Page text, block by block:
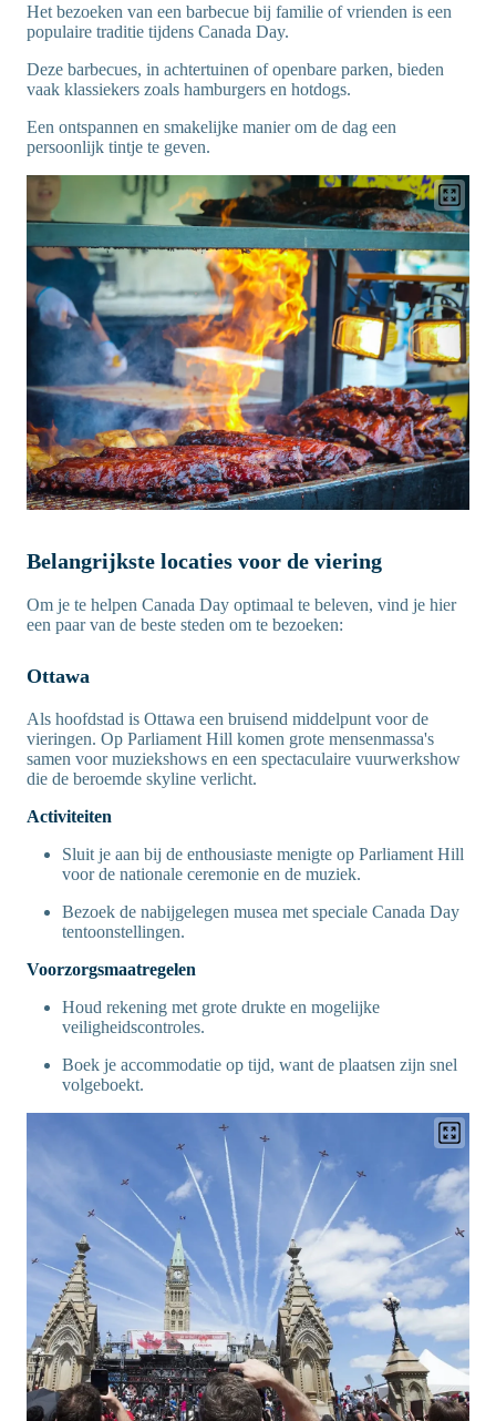
Het bezoeken van een barbecue bij familie of vrienden is een
populaire traditie tijdens Canada Day.
Deze barbecues, in achtertuinen of openbare parken, bieden
vaak klassiekers zoals hamburgers en hotdogs.
Een ontspannen en smakelijke manier om de dag een
persoonlijk tintje te geven.
Belangrijkste locaties voor de viering
Om je te helpen Canada Day optimaal te beleven, vind je hier
een paar van de beste steden om te bezoeken:
Ottawa
Als hoofdstad is Ottawa een bruisend middelpunt voor de
vieringen. Op Parliament Hill komen grote mensenmassa's
samen voor muziekshows en een spectaculaire vuurwerkshow
die de beroemde skyline verlicht.
Activiteiten
Sluit je aan bij de enthousiaste menigte op Parliament Hill
voor de nationale ceremonie en de muziek.
Bezoek de nabijgelegen musea met speciale Canada Day
tentoonstellingen.
Voorzorgsmaatregelen
Houd rekening met grote drukte en mogelijke
veiligheidscontroles.
Boek je accommodatie op tijd, want de plaatsen zijn snel
volgeboekt.